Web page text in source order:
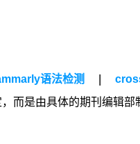
语法检测
而是由具体的期刊编辑